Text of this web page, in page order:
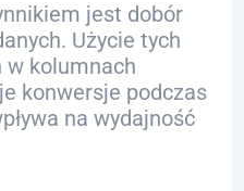
jest dobór
Użycie tych
w kolumnach
konwersje podczas
na wydajność